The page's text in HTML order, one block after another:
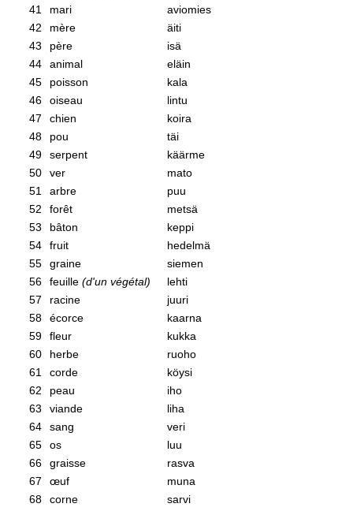
41
mari
aviomies
42
mère
äiti
43
père
isä
44
animal
eläin
45
poisson
kala
46
oiseau
lintu
47
chien
koira
48
pou
täi
49
serpent
käärme
50
ver
mato
51
arbre
puu
52
forêt
metsä
53
bâton
keppi
54
fruit
hedelmä
55
graine
siemen
56
feuille (d'un végétal)
lehti
57
racine
juuri
58
écorce
kaarna
59
fleur
kukka
60
herbe
ruoho
61
corde
köysi
62
peau
iho
63
viande
liha
64
sang
veri
65
os
luu
66
graisse
rasva
67
œuf
muna
68
corne sarvi